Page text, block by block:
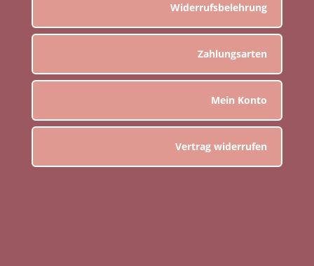
Widerrufsbelehrung
Zahlungsarten
Mein Konto
Vertrag widerrufen